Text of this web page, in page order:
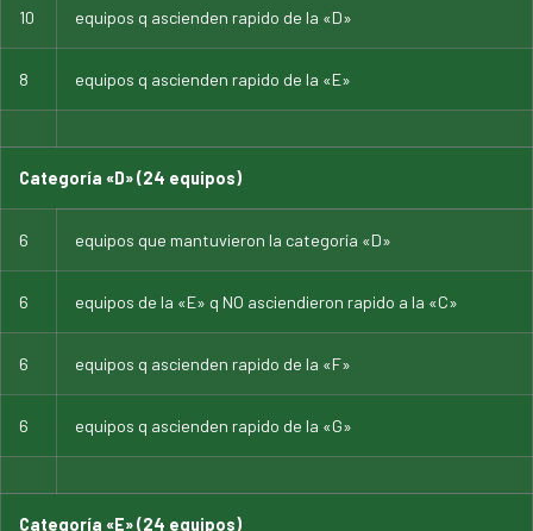
10 equipos q ascienden rapido de la «D»
8 equipos q ascienden rapido de la «E»
Categoría «D» (24 equipos)
6 equipos que mantuvieron la categoría «D»
6 equipos de la «E» q NO asciendieron rapido a la «C»
6 equipos q ascienden rapido de la «F»
6 equipos q ascienden rapido de la «G»
Categoría «E» (24 equipos)